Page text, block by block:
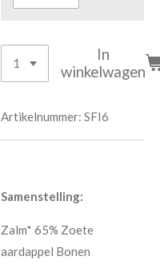
In
winkelwagen
Artikelnummer: SFI6
Samenstelling:
Zalm* 65% Zoete
aardappel Bonen